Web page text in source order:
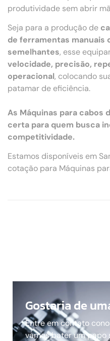
produtividade sem abrir
Seja para a produção de
de ferramentas manuais
semelhantes, esse
velocidade, precisão,
operacional, colocando
patamar de eficiência.
As Máquinas para cabos
certa para quem busca
competitividade.
Estamos disponíveis em
cotação para Máquinas
Gostaria de
Entre em contato
vamos bater um papo